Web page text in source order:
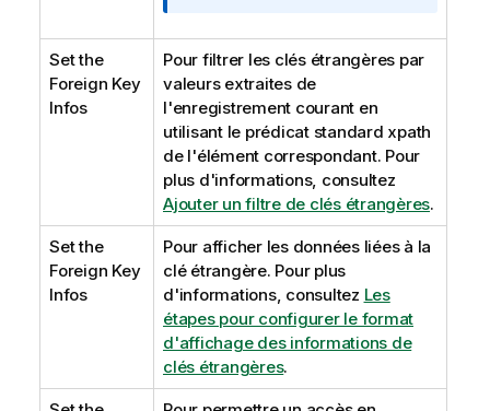
Set the
Foreign Key
Infos
Pour filtrer les clés étrangères par
valeurs extraites de
l'enregistrement courant en
utilisant le prédicat standard xpath
de l'élément correspondant. Pour
plus d'informations, consultez
Ajouter un filtre de clés étrangères.
Set the
Foreign Key
Infos
Pour afficher les données liées à la
clé étrangère. Pour plus
d'informations, consultez Les
étapes pour configurer le format
d'affichage des informations de
clés étrangères.